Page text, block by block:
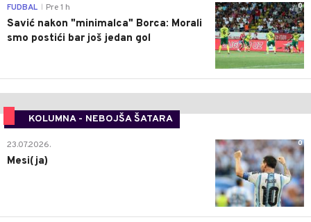
0
FUDBAL Pre 1 h
Savić nakon "minimalca" Borca: Morali
smo postići bar još jedan gol
KOLUMNA - NEBOJŠA ŠATARA
0
23.07.2026.
Mesi(ja)